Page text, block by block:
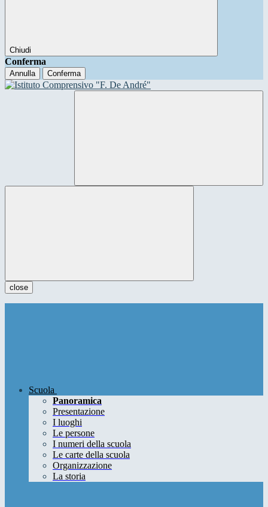
Chiudi
Conferma
Annulla Conferma
close
Scuola
Panoramica
Presentazione
I luoghi
Le persone
I numeri della scuola
Le carte della scuola
Organizzazione
La storia